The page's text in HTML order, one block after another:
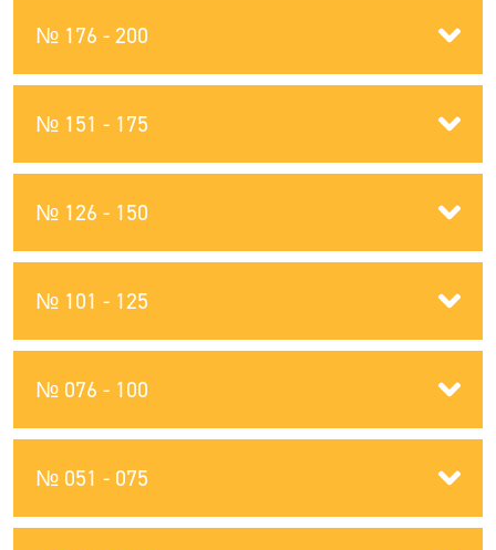
№ 051 - 075
№ 076 - 100
№ 101 - 125
№ 126 - 150
№ 151 - 175
№ 176 - 200